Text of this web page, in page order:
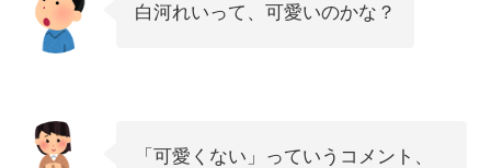
白河れいって、可愛いのかな？
「可愛くない」っていうコメント、